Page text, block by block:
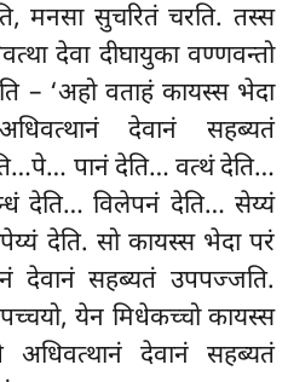
मनसा सुचरितं चरति. तस्स
देवा दीघायुका वण्णवन्तो
– ‘अहो वताहं कायस्स भेदा
देवानं सहब्यतं
पानं देति… वत्थं देति…
देति… विलेपनं देति… सेय्यं
देति. सो कायस्स भेदा परं
देवानं सहब्यतं उपपज्जति.
येन मिधेकच्चो कायस्स
देवानं सहब्यतं